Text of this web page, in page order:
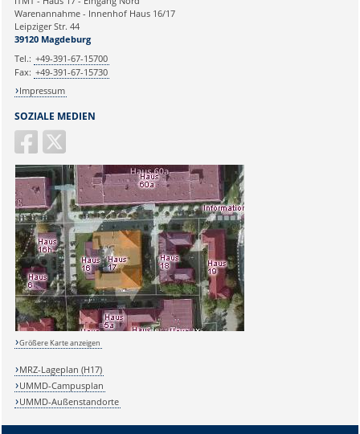
Applikationen
Ihr Anliegen:
SOZIALE MEDIEN
Warenannahme - Innenhof Haus 16/17
Leipziger Str. 44
39120 Magdeburg
Tel.: +49-391-67-15700
Fax: +49-391-67-15730
Impressum
Größere Karte anzeigen
MRZ-Lageplan (H17)
UMMD-Campusplan
UMMD-Außenstandorte